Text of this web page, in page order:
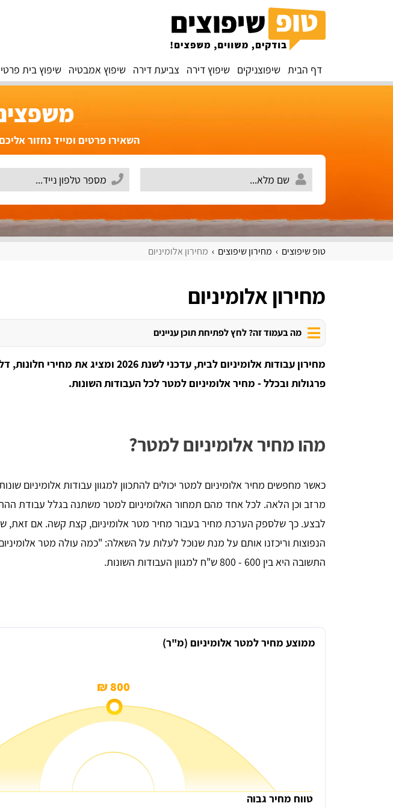
דף הבית שיפוצניקים שיפוץ דירה צביעת דירה שיפוץ אמבטיה שיפוץ בית פרטי
השאירו פרטים ומייד נחזור אליכם עם 3 הצעות מחיר משתלמות
טופ שיפוצים מחירון שיפוצים מחירון אלומיניום
מחירון אלומיניום
מה בעמוד זה? לחץ לפתיחת תוכן עניינים
מחירון עבודות אלומיניום לבית, עדכני לשנת 2026
פרגולות ובכלל - מחיר אלומיניום למטר לכל העבודות השונות.
מהו מחיר אלומיניום למטר?
כאשר מחפשים מחיר אלומיניום למטר יכולים להתכוון למגוון עבודות אלומיניום
מרזב וכן הלאה. לכל אחד מהם תמחור האלומיניום למטר משתנה בגלל עבודת
לבצע. כך שלספק הערכת מחיר בעבור מחיר מטר אלומיניום, קצת קשה. אם זאת,
הנפוצות וריכזנו אותם על מנת שנוכל לעלות על השאלה: "כמה עולה מטר
התשובה היא בין 600 - 800 ש"ח למגוון העבודות השונות.
ממוצע מחיר למטר אלומיניום (מ"ר)
800 ₪
טווח מחיר גבוה